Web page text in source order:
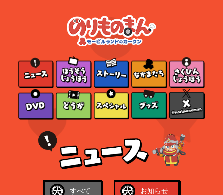
すべて お知らせ